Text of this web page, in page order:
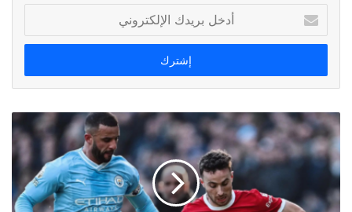
بريدك
الإلكتروني